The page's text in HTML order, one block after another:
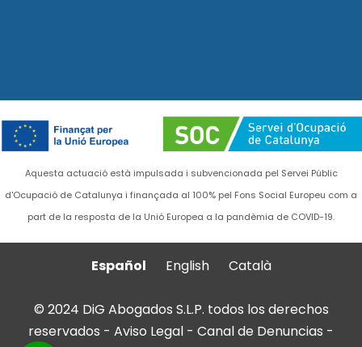
Aquesta actuació està impulsada i subvencionada pel Servei Públic
d'Ocupació de Catalunya i finançada al 100% pel Fons Social Europeu com a
part de la resposta de la Unió Europea a la pandèmia de COVID-19.
Español English Català
© 2024 DiG Abogados S.L.P. todos los derechos
reservados - Aviso Legal - Canal de Denuncias -